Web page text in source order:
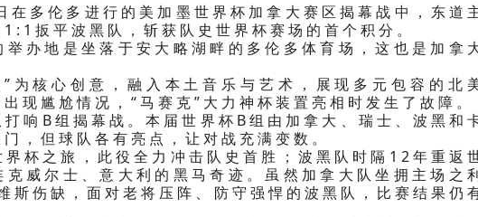
在多伦多进行的美加墨世界杯加拿大赛区揭幕战中，东道
扳平波黑队，斩获队史世界杯赛场的首个积分。
举办地是坐落于安大略湖畔的多伦多体育场，这也是加拿
为核心创意，融入本土音乐与艺术，展现多元包容的北
现尴尬情况，“马赛克”大力神杯装置亮相时发生了故障。
响B组揭幕战。本届世界杯B组由加拿大、瑞士、波黑和
，但球队各有亮点，让对战充满变数。
杯之旅，此役全力冲击队史首胜；波黑队时隔12年重返
威尔士、意大利的黑马奇迹。虽然加拿大队坐拥主场之
斯伤缺，面对老将压阵、防守强悍的波黑队，比赛结果仍